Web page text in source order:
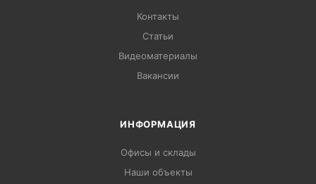
Контакты
Статьи
Видеоматериалы
Вакансии
ИНФОРМАЦИЯ
Офисы и склады
Наши объекты